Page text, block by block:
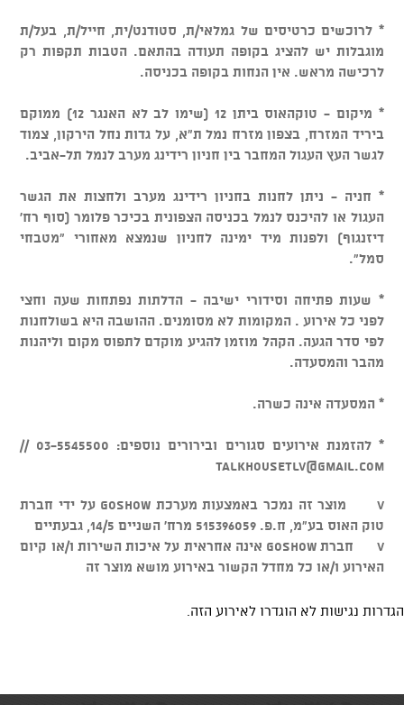
* לרוכשים כרטיסים של גמלאי/ת, סטודנט/ית, חייל/ת, בעל/ת
מוגבלות יש להציג בקופה תעודה בהתאם. הטבות תקפות רק
לרכישה מראש. אין הנחות בקופה בכניסה.
* מיקום - טוקהאוס ביתן 12 (שימו לב לא האנגר 12) ממוקם
ביריד המזרח, בצפון מזרח נמל ת"א, על גדות נחל הירקון, צמוד
לגשר העץ העגול המחבר בין חניון רידינג מערב לנמל תל-אביב.
* חניה - ניתן לחנות בחניון רידינג מערב ולחצות את הגשר
העגול או להיכנס לנמל בכניסה הצפונית בכיכר פלומר (סוף רח'
דיזנגוף) ולפנות מיד ימינה לחניון שנמצא מאחורי "מטבחי
סמל".
* שעות פתיחה וסידורי ישיבה - הדלתות נפתחות שעה וחצי
לפני כל אירוע . המקומות לא מסומנים. ההושבה היא בשולחנות
לפי סדר הגעה. הקהל מוזמן להגיע מוקדם לתפוס מקום וליהנות
מהבר והמסעדה.
* המסעדה אינה כשרה.
* להזמנת אירועים סגורים ובירורים נוספים: 03-5545500 //
talkhousetlv@gmail.com
v מוצר זה נמכר באמצעות מערכת GOSHOW על ידי חברת
טוק האוס בע"מ, ח.פ. 515396059 מרח' השניים 14/5, גבעתיים
v חברת GOSHOW אינה אחראית על איכות השירות ו/או קיום
האירוע ו/או כל מחדל הקשור באירוע מושא מוצר זה
הגדרות נגישות לא הוגדרו לאירוע הזה.